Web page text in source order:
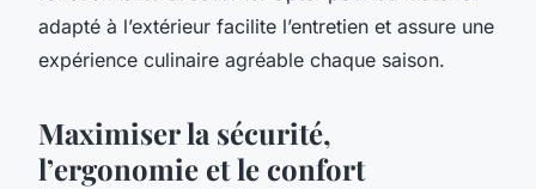
adapté à l’extérieur facilite l’entretien et assure une
expérience culinaire agréable chaque saison.
Maximiser la sécurité,
l’ergonomie et le confort